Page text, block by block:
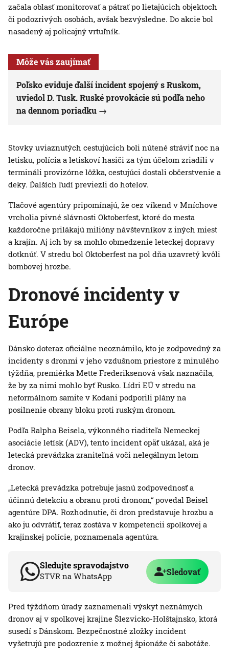
začala oblasť monitorovať a pátrať po lietajúcich objektoch
či podozrivých osobách, avšak bezvýsledne. Do akcie bol
nasadený aj policajný vrtuľník.
Môže vás zaujímať
Poľsko eviduje ďalší incident spojený s Ruskom,
uviedol D. Tusk. Ruské provokácie sú podľa neho
na dennom poriadku
Stovky uviaznutých cestujúcich boli nútené stráviť noc na
letisku, polícia a letiskoví hasiči za tým účelom zriadili v
termináli provizórne lôžka, cestujúci dostali občerstvenie a
deky. Ďalších ľudí previezli do hotelov.
Tlačové agentúry pripomínajú, že cez víkend v Mníchove
vrcholia pivné slávnosti Oktoberfest, ktoré do mesta
každoročne prilákajú milióny návštevníkov z iných miest
a krajín. Aj ich by sa mohlo obmedzenie leteckej dopravy
dotknúť. V stredu bol Oktoberfest na pol dňa uzavretý kvôli
bombovej hrozbe.
Dronové incidenty v
Európe
Dánsko doteraz oficiálne neoznámilo, kto je zodpovedný za
incidenty s dronmi v jeho vzdušnom priestore z minulého
týždňa, premiérka Mette Frederiksenová však naznačila,
že by za nimi mohlo byť Rusko. Lídri EÚ v stredu na
neformálnom samite v Kodani podporili plány na
posilnenie obrany bloku proti ruským dronom.
Podľa Ralpha Beisela, výkonného riaditeľa Nemeckej
asociácie letísk (ADV), tento incident opäť ukázal, aká je
letecká prevádzka zraniteľná voči nelegálnym letom
dronov.
„Letecká prevádzka potrebuje jasnú zodpovednosť a
účinnú detekciu a obranu proti dronom,“ povedal Beisel
agentúre DPA. Rozhodnutie, či dron predstavuje hrozbu a
ako ju odvrátiť, teraz zostáva v kompetencii spolkovej a
krajinskej polície, poznamenala agentúra.
Sledujte spravodajstvo
STVR na WhatsApp Sledovať
Pred týždňom úrady zaznamenali výskyt neznámych
dronov aj v spolkovej krajine Šlezvicko-Holštajnsko, ktorá
susedí s Dánskom. Bezpečnostné zložky incident
vyšetrujú pre podozrenie z možnej špionáže či sabotáže.